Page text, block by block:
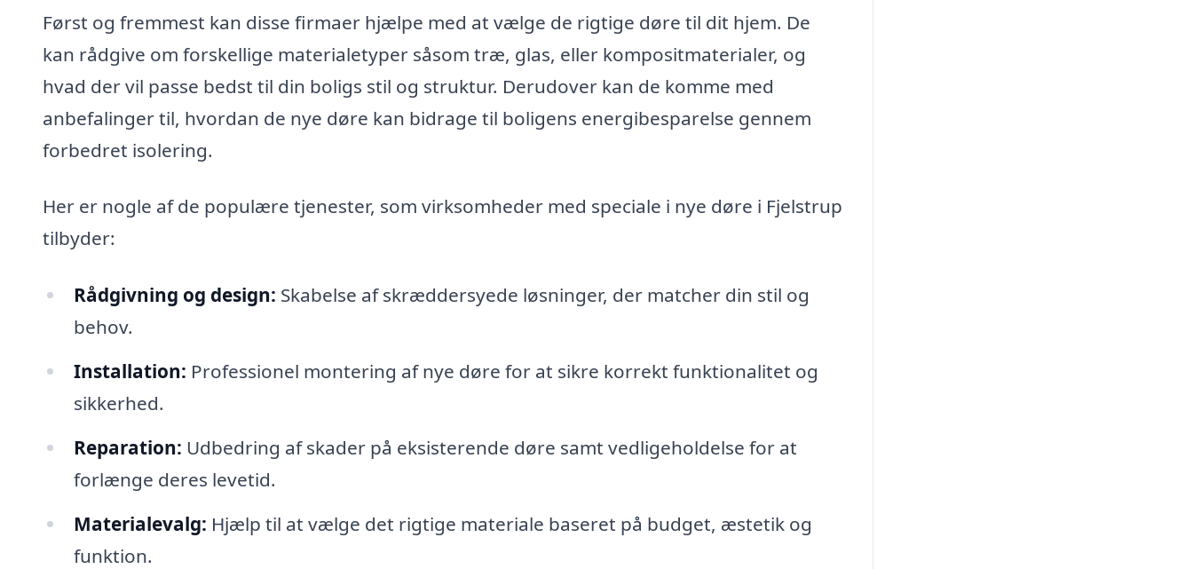
Først og fremmest kan disse firmaer hjælpe med at vælge de rigtige døre til dit hjem. De
kan rådgive om forskellige materialetyper såsom træ, glas, eller kompositmaterialer, og
hvad der vil passe bedst til din boligs stil og struktur. Derudover kan de komme med
anbefalinger til, hvordan de nye døre kan bidrage til boligens energibesparelse gennem
forbedret isolering.
Her er nogle af de populære tjenester, som virksomheder med speciale i nye døre i Fjelstrup
tilbyder:
Rådgivning og design: Skabelse af skræddersyede løsninger, der matcher din stil og
behov.
Installation: Professionel montering af nye døre for at sikre korrekt funktionalitet og
sikkerhed.
Reparation: Udbedring af skader på eksisterende døre samt vedligeholdelse for at
forlænge deres levetid.
Materialevalg: Hjælp til at vælge det rigtige materiale baseret på budget, æstetik og
funktion.